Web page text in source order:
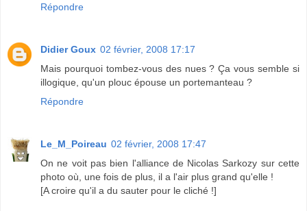
Répondre
Didier Goux 02 février, 2008 17:17
Mais pourquoi tombez-vous des nues ? Ça vous semble si
illogique, qu'un plouc épouse un portemanteau ?
Répondre
Le_M_Poireau 02 février, 2008 17:47
On ne voit pas bien l'alliance de Nicolas Sarkozy sur cette
photo où, une fois de plus, il a l'air plus grand qu'elle !
[A croire qu'il a du sauter pour le cliché !]